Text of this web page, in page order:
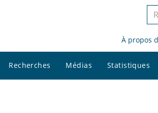
le
À propos
Recherches Médias Statistiques